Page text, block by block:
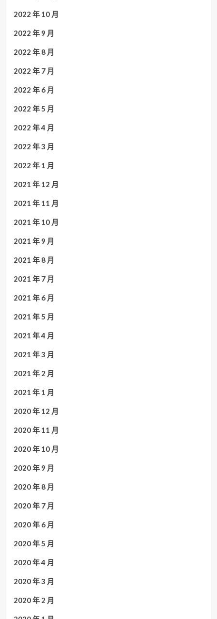
2022 年 10 月
2022 年 9 月
2022 年 8 月
2022 年 7 月
2022 年 6 月
2022 年 5 月
2022 年 4 月
2022 年 3 月
2022 年 1 月
2021 年 12 月
2021 年 11 月
2021 年 10 月
2021 年 9 月
2021 年 8 月
2021 年 7 月
2021 年 6 月
2021 年 5 月
2021 年 4 月
2021 年 3 月
2021 年 2 月
2021 年 1 月
2020 年 12 月
2020 年 11 月
2020 年 10 月
2020 年 9 月
2020 年 8 月
2020 年 7 月
2020 年 6 月
2020 年 5 月
2020 年 4 月
2020 年 3 月
2020 年 2 月